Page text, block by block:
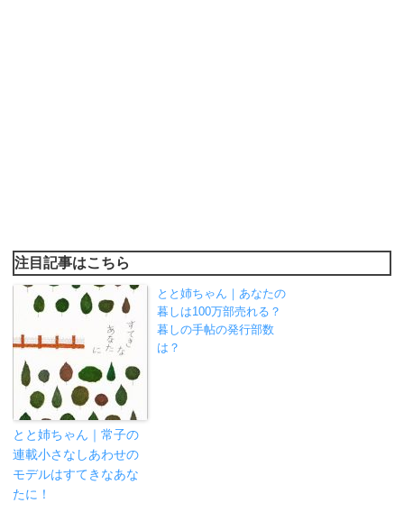
注目記事はこちら
とと姉ちゃん｜常子の
連載小さなしあわせの
モデルはすてきなあな
たに！
とと姉ちゃん｜あなたの
暮しは100万部売れる？
暮しの手帖の発行部数
は？